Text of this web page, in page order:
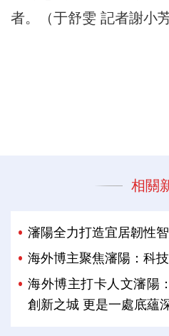
者。（于舒雯 記者謝小芳
相關
瀋陽全力打造宜居韌性
海外博主聚焦瀋陽：科技
海外博主打卡人文瀋陽
創新之城 更是一處底蘊